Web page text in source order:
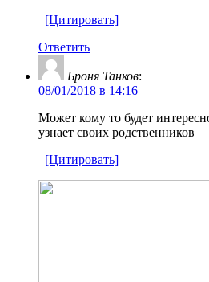
[Цитировать]
Ответить
Броня Танков:
08/01/2018 в 14:16
Может кому то будет
узнает своих родственников
[Цитировать]